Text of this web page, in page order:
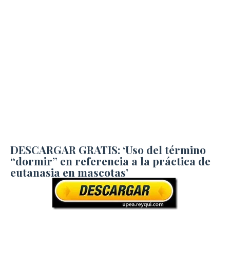
DESCARGAR GRATIS: ‘Uso del término
“dormir” en referencia a la práctica de
eutanasia en mascotas’